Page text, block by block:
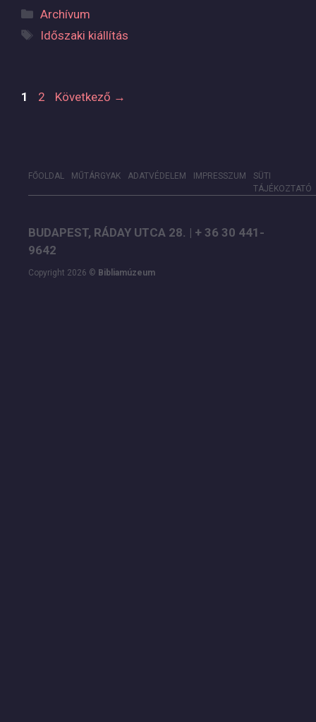
Kategória
Archívum
Címkék
Időszaki kiállítás
Oldal
1 Oldal
2 Következő →
FŐOLDAL MŰTÁRGYAK ADATVÉDELEM IMPRESSZUM
SÜTI
TÁJÉKOZTATÓ
BUDAPEST, RÁDAY UTCA 28. | + 36 30 441-
9642
Copyright 2026 © Bibliamúzeum